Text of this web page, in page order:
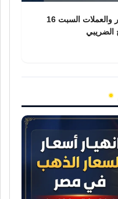
سعر الليرة السورية مقابل الدولار والعملات السبت 16